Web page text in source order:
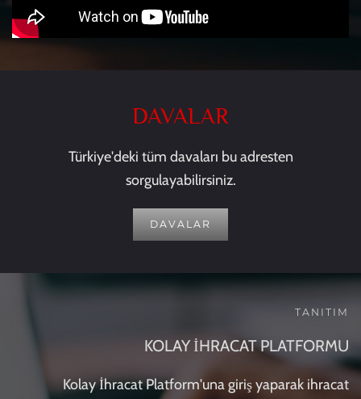
DAVALAR
Türkiye'deki tüm davaları bu adresten
sorgulayabilirsiniz.
DAVALAR
TANITIM
KOLAY İHRACAT PLATFORMU
Kolay İhracat Platform'una giriş yaparak ihracat